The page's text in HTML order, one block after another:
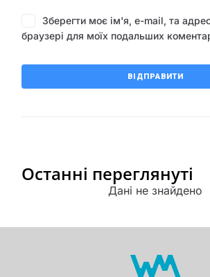
Зберегти моє ім'я, e-mail, та
браузері для моїх подальших
Останні переглянуті
Дані не знайдено